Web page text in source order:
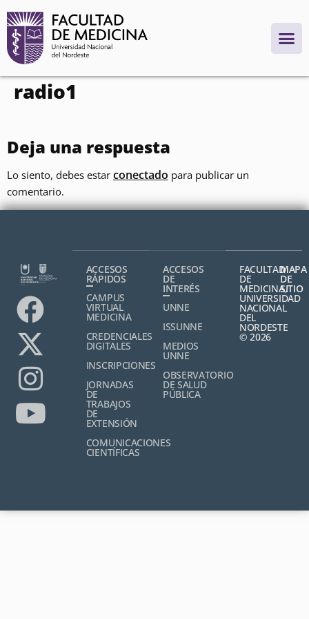
contenido
radio1
Deja una respuesta
Lo siento, debes estar conectado para publicar un
comentario.
ACCESOS
RÁPIDOS
CAMPUS
VIRTUAL
MEDICINA
CREDENCIALES
DIGITALES
INSCRIPCIONES
JORNADAS
DE
TRABAJOS
DE
EXTENSIÓN
COMUNICACIONES
CIENTÍFICAS
ACCESOS
DE
INTERÉS
UNNE
ISSUNNE
MEDIOS
UNNE
OBSERVATORIO
DE SALUD
PÚBLICA
FACULTAD
DE
MEDICINA,
UNIVERSIDAD
NACIONAL
DEL
NORDESTE
© 2026
MAPA
DE
SITIO